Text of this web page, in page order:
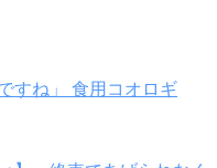
すね」 食用コオロギ